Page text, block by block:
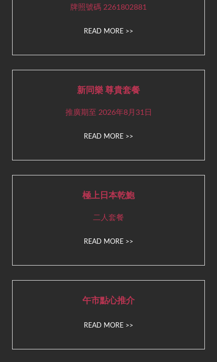
牌照號碼 2261802881
READ MORE >>
新同樂 尊貴套餐
推廣期至 2026年8月31日
READ MORE >>
極上日本乾鮑
二人套餐
READ MORE >>
午市點心推介
READ MORE >>